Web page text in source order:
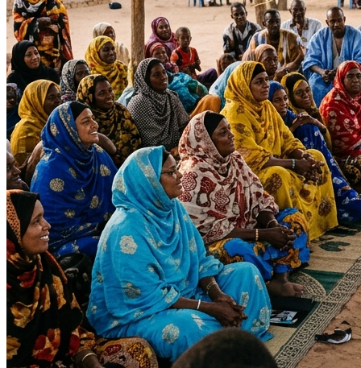
Impact Direct
+150
Interventions réussies cette année.
Blog & Actualités
Dernières nouvelles du terrain